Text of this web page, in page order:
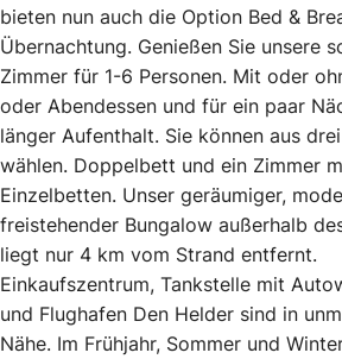
bieten nun auch die Option Bed &
Übernachtung. Genießen Sie unsere
Zimmer für 1-6 Personen. Mit oder
oder Abendessen und für ein paar
länger Aufenthalt. Sie können aus
wählen. Doppelbett und ein Zimmer
Einzelbetten. Unser geräumiger,
freistehender Bungalow außerhalb
liegt nur 4 km vom Strand entfernt.
Einkaufszentrum, Tankstelle mit
und Flughafen Den Helder sind in
Nähe. Im Frühjahr, Sommer und